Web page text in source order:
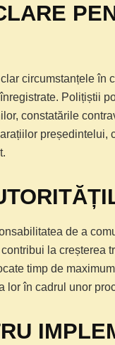
circumstanțele în
Polițiștii
constatările
președintelui,
de a
la creșterea
timp de
lor în cadrul unor